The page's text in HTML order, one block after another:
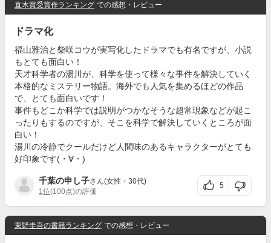
直木賞受賞作ランキング での感想・レビュー
ドラマ化
福山雅治と柴咲コウが実写化したドラマでも有名ですが、小説
もとても面白い！
天才科学者の湯川が、科学を使って様々な事件を解決していく
本格的なミステリー物語。海外でも人気を集めるほどの作品
で、とても面白いです！
事件もどこか科学では説明がつかなそうな超常現象などが起こ
ったりもするのですが、そこを科学で解決していくところが面
白い！
湯川の冷静でクールだけど人間味のあるキャラクターがとても
好印象です(・∀・)
千葉の申し子さん(女性・30代)
1位(100点)の評価
5
東野圭吾の書籍ランキング での感想・レビュー